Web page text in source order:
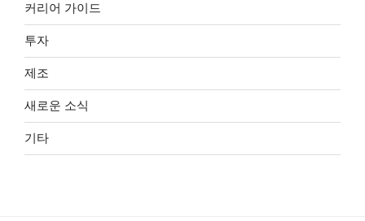
커리어 가이드
투자
제조
새로운 소식
기타